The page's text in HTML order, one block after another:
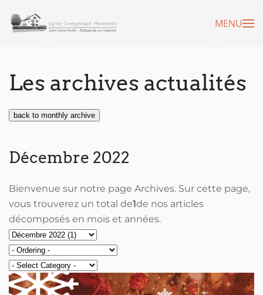
Accéder au contenu principal MENU
Les archives actualités
back to monthly archive
Décembre 2022
Bienvenue sur notre page Archives. Sur cette page,
vous trouverez un total de1de nos articles
décomposés en mois et années.